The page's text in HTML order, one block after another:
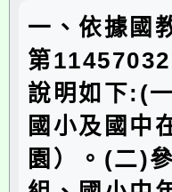
一、依據國
第
說明如下:(
國小及國中
園）。(二)